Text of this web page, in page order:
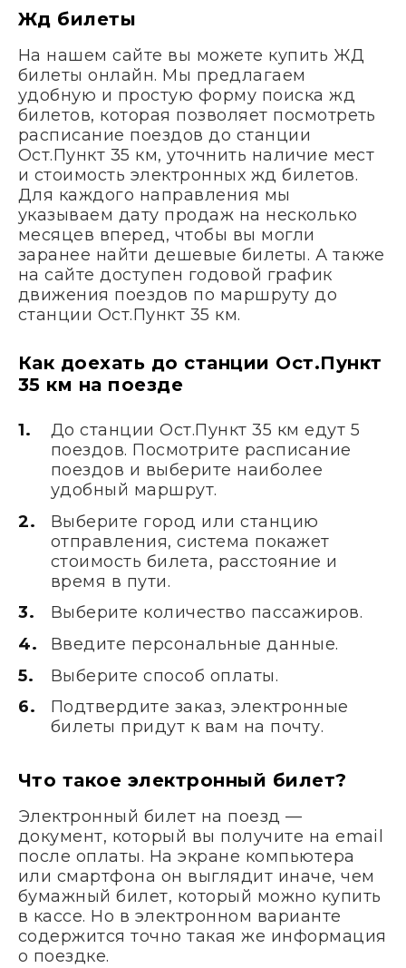
Жд билеты
На нашем сайте вы можете купить ЖД
билеты онлайн. Мы предлагаем
удобную и простую форму поиска жд
билетов, которая позволяет посмотреть
расписание поездов до станции
Ост.Пункт 35 км, уточнить наличие мест
и стоимость электронных жд билетов.
Для каждого направления мы
указываем дату продаж на несколько
месяцев вперед, чтобы вы могли
заранее найти дешевые билеты. А также
на сайте доступен годовой график
движения поездов по маршруту до
станции Ост.Пункт 35 км.
Как доехать до станции Ост.Пункт
35 км на поезде
До станции Ост.Пункт 35 км едут 5
поездов. Посмотрите расписание
поездов и выберите наиболее
удобный маршрут.
Выберите город или станцию
отправления, система покажет
стоимость билета, расстояние и
время в пути.
Выберите количество пассажиров.
Введите персональные данные.
Выберите способ оплаты.
Подтвердите заказ, электронные
билеты придут к вам на почту.
Что такое электронный билет?
Электронный билет на поезд —
документ, который вы получите на email
после оплаты. На экране компьютера
или смартфона он выглядит иначе, чем
бумажный билет, который можно купить
в кассе. Но в электронном варианте
содержится точно такая же информация
о поездке.